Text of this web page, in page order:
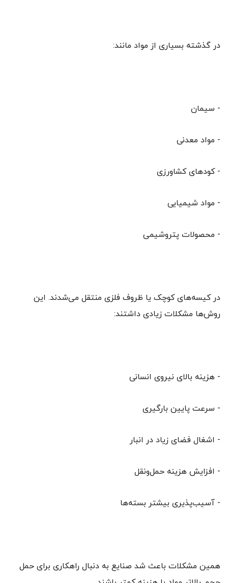
در گذشته بسیاری از مواد مانند:
- سیمان
- مواد معدنی
- کودهای کشاورزی
- مواد شیمیایی
- محصولات پتروشیمی
در کیسه‌های کوچک یا ظروف فلزی منتقل می‌شدند. این
روش‌ها مشکلات زیادی داشتند:
- هزینه بالای نیروی انسانی
- سرعت پایین بارگیری
- اشغال فضای زیاد در انبار
- افزایش هزینه حمل‌ونقل
- آسیب‌پذیری بیشتر بسته‌ها
همین مشکلات باعث شد صنایع به دنبال راهکاری برای حمل